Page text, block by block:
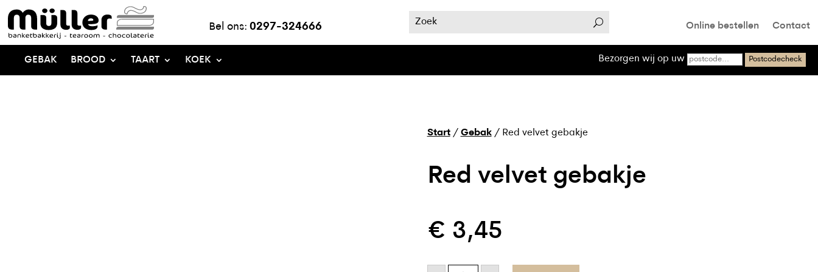
Bel ons: 0297-324666 Online bestellen Contact
GEBAK BROOD TAART KOEK Bezorgen wij op uw Postcodecheck
Start/ Gebak/ Red velvet gebakje
Red velvet gebakje
€ 3,45